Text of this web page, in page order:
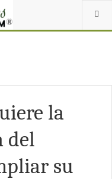
la
del
su